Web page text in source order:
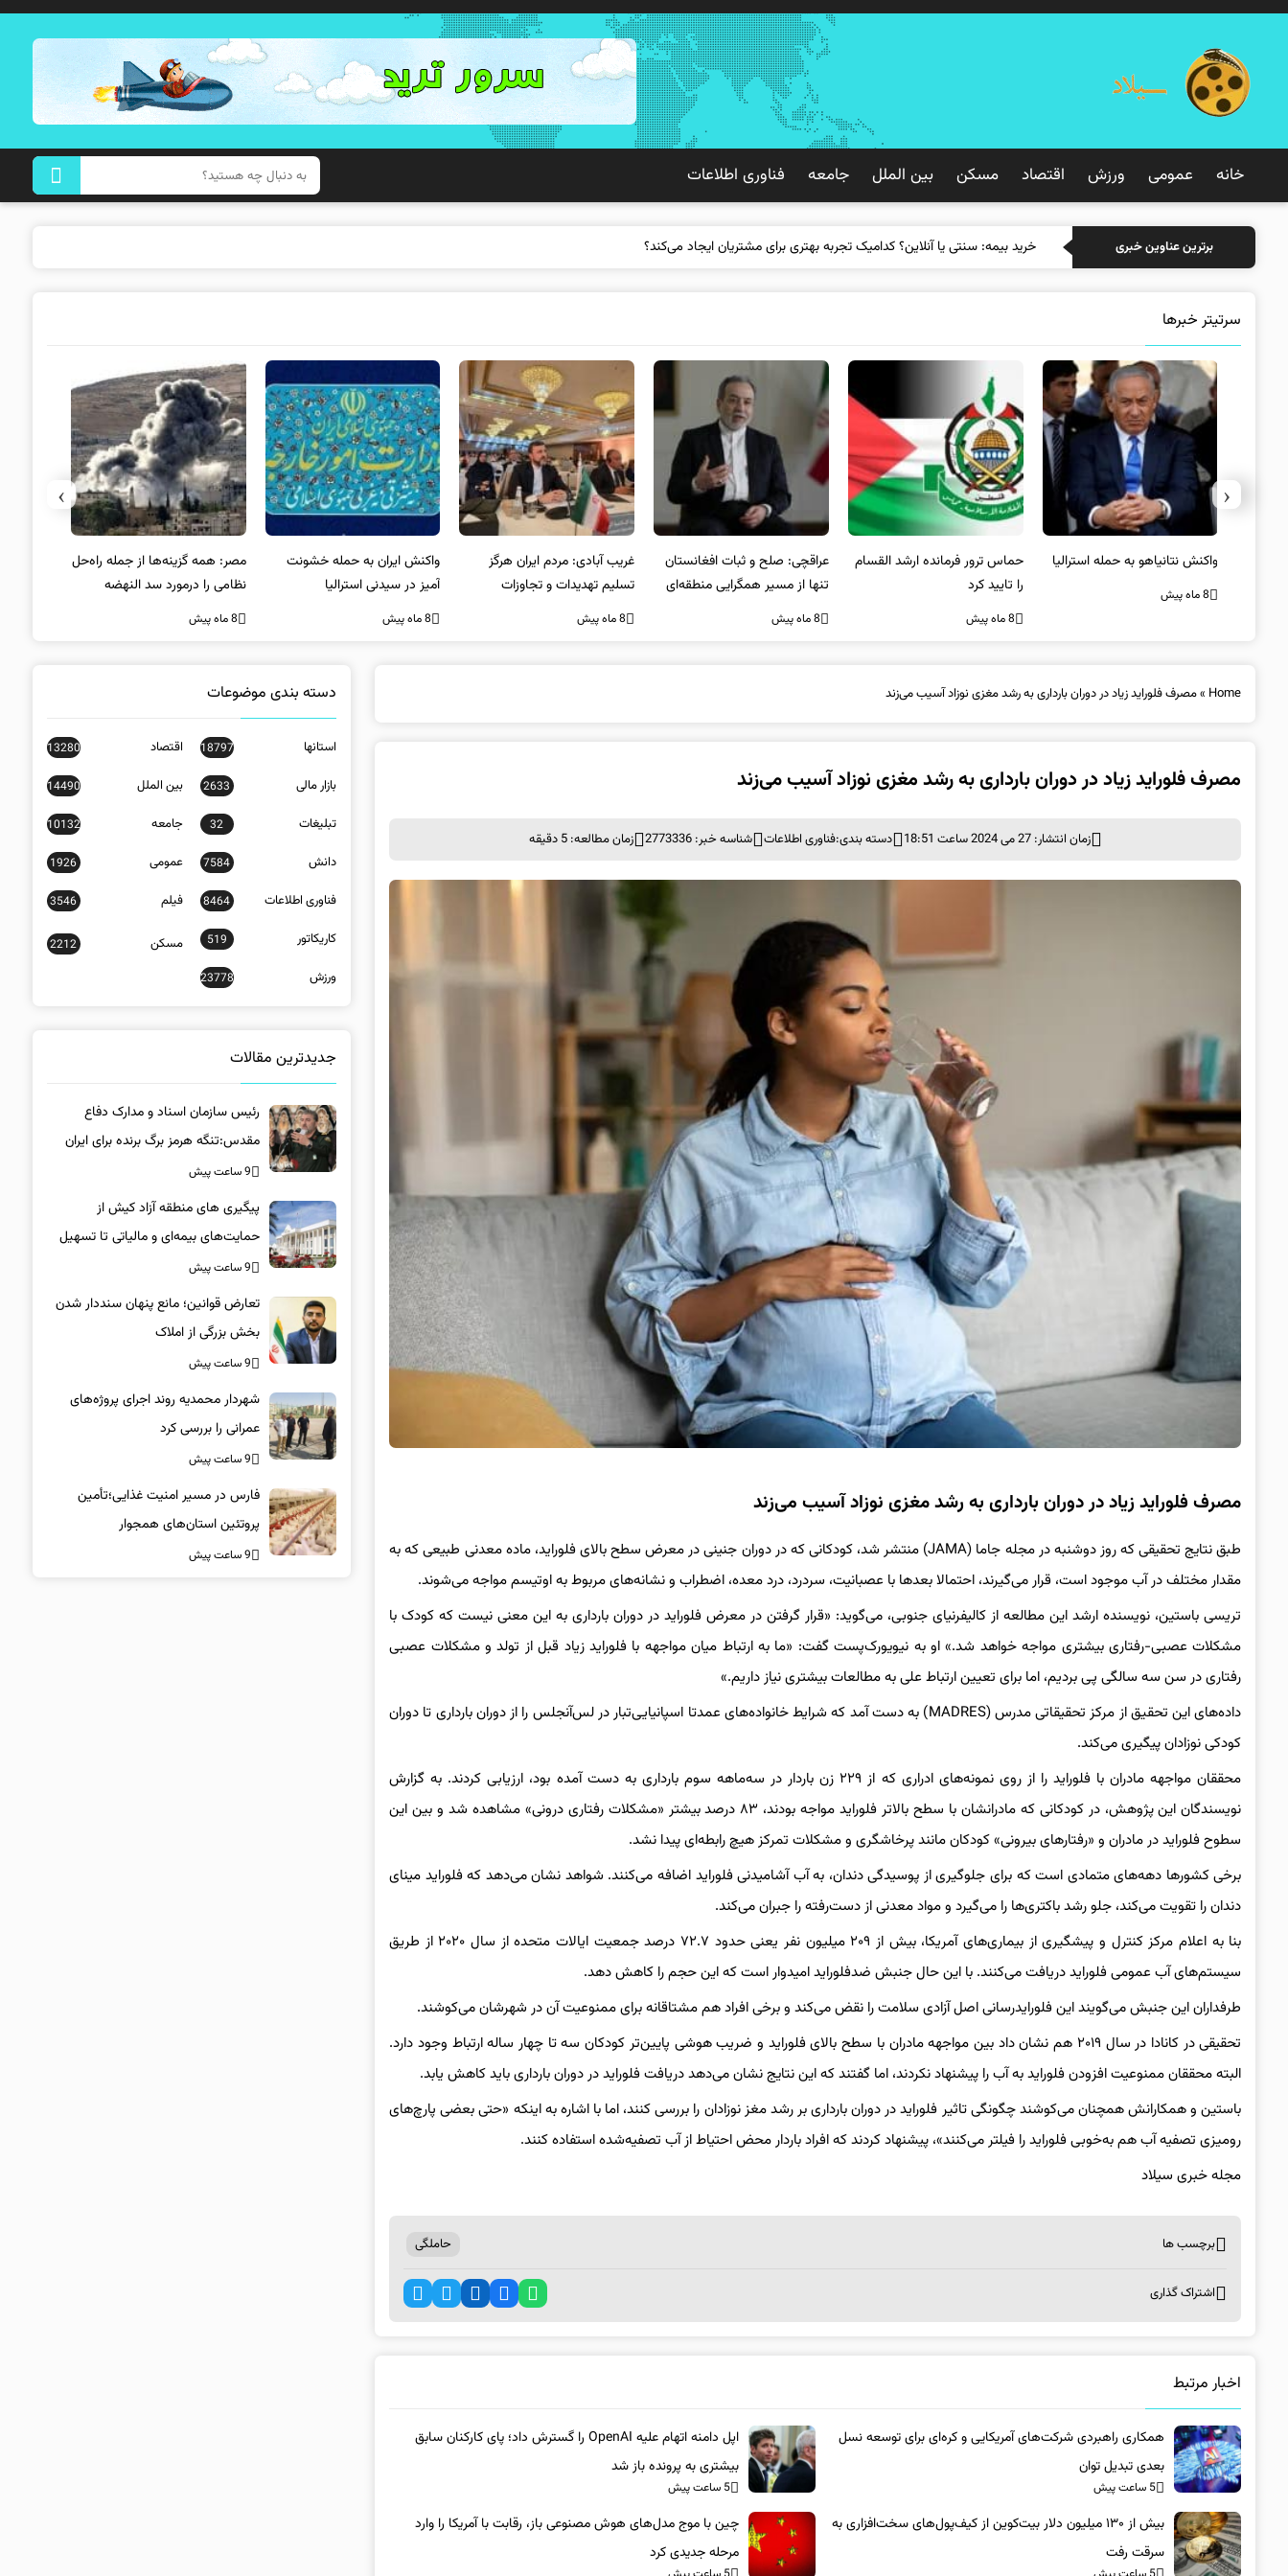
خانه عمومی ورزش اقتصاد مسکن بین الملل جامعه فناوری اطلاعات
برترین عناوین خبری خرید بیمه: سنتی
سرتیتر خبرها
واکنش نتانیاهو به حمله استرالیا
8 ماه پیش
حماس ترور فرمانده ارشد القسام
را تایید کرد
8 ماه پیش
عراقچی: صلح و ثبات افغانستان
تنها از مسیر همگرایی منطقه‌ای
محقق می‌شود
8 ماه پیش
غریب آبادی: مردم ایران هرگز
تسلیم تهدیدات و تجاوزات
نخواهند شد و متحد و منسجم
8 ماه پیش
واکنش ایران به حمله خشونت
آمیز در سیدنی استرالیا
8 ماه پیش
مصر: همه گزینه‌ها از جمله راه‌حل
نظامی را درمورد سد النهضه
بررسی می‌کنیم
8 ماه پیش
‹
›
Home
»مصرف فلوراید زیاد در دوران بارداری به رشد مغزی نوزاد آسیب می‌زند
مصرف فلوراید زیاد در دوران بارداری به رشد مغزی نوزاد آسیب می‌زند
زمان انتشار: 27 می 2024 ساعت 18:51 دسته بندی:فناوری اطلاعات شناسه خبر: 2773336 زمان مطالعه: 5 دقیقه
مصرف فلوراید زیاد در دوران بارداری به رشد مغزی نوزاد آسیب می‌زند
طبق نتایج تحقیقی که روز دوشنبه در مجله جاما (JAMA) منتشر شد، کودکانی که در دوران جنینی در معرض سطح بالای فلوراید، ماده معدنی طبیعی که به
مقدار مختلف در آب موجود است، قرار می‌گیرند، احتمالا بعدها با عصبانیت، سردرد، درد معده، اضطراب و نشانه‌های مربوط به اوتیسم مواجه می‌شوند.
تریسی باستین، نویسنده ارشد این مطالعه از کالیفرنیای جنوبی، می‌‌گوید: «قرار گرفتن در معرض فلوراید در دوران بارداری به این معنی نیست که کودک با
مشکلات عصبی‌-رفتاری بیشتری مواجه خواهد شد.» او به نیویورک‌پست گفت: «ما به ارتباط میان مواجهه با فلوراید زیاد قبل از تولد و مشکلات عصبی
رفتاری در سن سه سالگی پی بردیم، اما برای تعیین ارتباط علی به مطالعات بیشتری نیاز داریم.»
داده‌های این تحقیق از مرکز تحقیقاتی مدرس (MADRES) به دست آمد که شرایط خانواده‌های عمدتا اسپانیایی‌تبار در لس‌آنجلس را از دوران بارداری تا دوران
کودکی نوزادان پیگیری می‌کند.
محققان مواجهه مادران با فلوراید را از روی نمونه‌های ادراری که از ۲۲۹ زن باردار در سه‌ماهه سوم بارداری به دست آمده بود، ارزیابی کردند. به گزارش
نویسندگان این پژوهش، در کودکانی که مادرانشان با سطح بالاتر فلوراید مواجه بودند، ۸۳ درصد بیشتر «مشکلات رفتاری درونی» مشاهده شد و بین این
سطوح فلوراید در مادران و «رفتارهای بیرونی» کودکان مانند پرخاشگری و مشکلات تمرکز هیچ رابطه‌ای پیدا نشد.
برخی کشورها دهه‌های متمادی است که برای جلوگیری از پوسیدگی دندان، به آب آشامیدنی فلوراید اضافه می‌کنند. شواهد نشان می‌دهد که فلوراید مینای
دندان را تقویت می‌کند، جلو رشد باکتری‌ها را می‌گیرد و مواد معدنی از دست‌رفته را جبران می‌کند.
بنا به اعلام مرکز کنترل و پیشگیری از بیماری‌های آمریکا، بیش از ۲۰۹ میلیون نفر یعنی حدود ۷۲.۷ درصد جمعیت ایالات متحده از سال ۲۰۲۰ از طریق
سیستم‌های آب عمومی فلوراید دریافت می‌کنند. با این حال جنبش ضدفلوراید امیدوار است که این حجم را کاهش دهد.
طرفداران این جنبش می‌گویند این فلوراید‌رسانی اصل آزادی سلامت را نقض می‌کند و برخی افراد هم مشتاقانه برای ممنوعیت آن در شهرشان می‌کوشند.
تحقیقی در کانادا در سال ۲۰۱۹ هم نشان داد بین مواجهه مادران با سطح بالای فلوراید و ضریب هوشی پایین‌تر کودکان سه تا چهار ساله ارتباط وجود دارد.
البته محققان ممنوعیت افزودن فلوراید به آب را پیشنهاد نکردند، اما گفتند که این نتایج نشان می‌دهد دریافت فلوراید در دوران بارداری باید کاهش یابد.
باستین و همکارانش همچنان می‌کوشند چگونگی تاثیر فلوراید در دوران بارداری بر رشد مغز نوزادان را بررسی کنند، اما با اشاره به اینکه «حتی بعضی پارچ‌های
رومیزی تصفیه آب هم به‌خوبی فلوراید را فیلتر می‌کنند»، پیشنهاد کردند که افراد باردار محض احتیاط از آب تصفیه‌شده استفاده کنند.
مجله خبری سیلاد
برچسب ها حاملگی
اشتراک گذاری
اخبار مرتبط
همکاری راهبردی شرکت‌های آمریکایی و کره‌ای برای توسعه نسل
بعدی تبدیل توان
5 ساعت پیش
اپل دامنه اتهام علیه OpenAI را گسترش داد؛ پای کارکنان سابق
بیشتری به پرونده باز شد
5 ساعت پیش
بیش از ۱۳۰ میلیون دلار بیت‌کوین از کیف‌پول‌های سخت‌افزاری به
سرقت رفت
چین با موج مدل‌های هوش مصنوعی باز، رقابت با آمریکا را وارد
مرحله جدیدی کرد
دسته بندی موضوعات
استانها 18797 اقتصاد 13280
بازار مالی 2633 بین الملل 14490
تبلیغات 32 جامعه 10132
دانش 7584 عمومی 1926
فناوری اطلاعات 8464 فیلم 3546
کاریکاتور 519 مسکن 2212
ورزش 23778
جدیدترین مقالات
رئیس سازمان اسناد و مدارک دفاع
مقدس:تنگه هرمز برگ برنده برای ایران
است
9 ساعت پیش
پیگیری های منطقه آزاد کیش از
حمایت‌های بیمه‌ای و مالیاتی تا تسهیل
خروج کالا
9 ساعت پیش
تعارض قوانین؛ مانع پنهان سنددار شدن
بخش بزرگی از املاک
9 ساعت پیش
شهردار محمدیه روند اجرای پروژه‌های
عمرانی را بررسی کرد
9 ساعت پیش
فارس در مسیر امنیت غذایی؛تأمین‌
پروتئین استان‌های همجوار
9 ساعت پیش